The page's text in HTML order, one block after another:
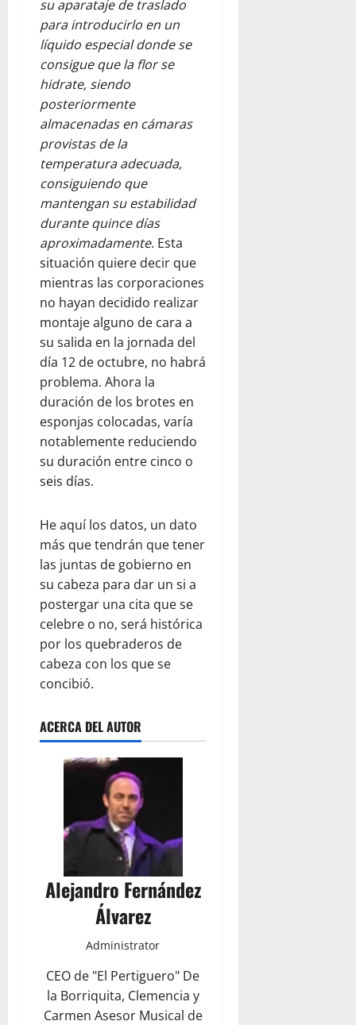
su aparataje de traslado
para introducirlo en un
líquido especial donde se
consigue que la flor se
hidrate, siendo
posteriormente
almacenadas en cámaras
provistas de la
temperatura adecuada,
consiguiendo que
mantengan su estabilidad
durante quince días
aproximadamente. Esta
situación quiere decir que
mientras las corporaciones
no hayan decidido realizar
montaje alguno de cara a
su salida en la jornada del
día 12 de octubre, no habrá
problema. Ahora la
duración de los brotes en
esponjas colocadas, varía
notablemente reduciendo
su duración entre cinco o
seis días.
He aquí los datos, un dato
más que tendrán que tener
las juntas de gobierno en
su cabeza para dar un si a
postergar una cita que se
celebre o no, será histórica
por los quebraderos de
cabeza con los que se
concibió.
ACERCA DEL AUTOR
Alejandro Fernández
Álvarez
Administrator
CEO de "El Pertiguero" De
la Borriquita, Clemencia y
Carmen Asesor Musical de